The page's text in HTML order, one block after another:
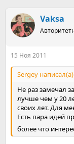
о
р
м
ы
а
н
а
л
а
Vaksa
15 Ноя 2011
Sergey
Не раз замечал
лучше чем у 20
своих лет. Для
Есть пара идей
более что